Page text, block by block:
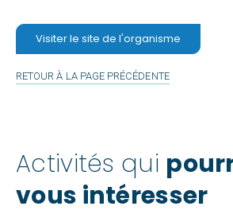
Visiter le site de l'organisme
RETOUR À LA PAGE PRÉCÉDENTE
Activités qui
vous intéresser